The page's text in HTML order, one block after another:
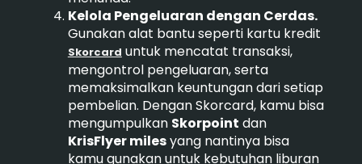
Kelola Pengeluaran dengan Cerdas.
Gunakan alat bantu seperti kartu kredit
Skorcard untuk mencatat transaksi,
mengontrol pengeluaran, serta
memaksimalkan keuntungan dari setiap
pembelian. Dengan Skorcard, kamu bisa
mengumpulkan Skorpoint dan
KrisFlyer milesyang nantinya bisa
kamu gunakan untuk kebutuhan liburan